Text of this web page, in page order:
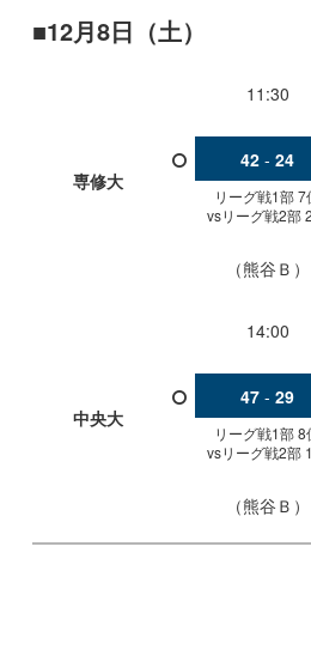
12月8日（土）
11:30
専修大
42 - 24
リーグ戦1部 7
vsリーグ戦2部
熊谷Ｂ
14:00
中央大
47 - 29
リーグ戦1部 8
vsリーグ戦2部
熊谷Ｂ